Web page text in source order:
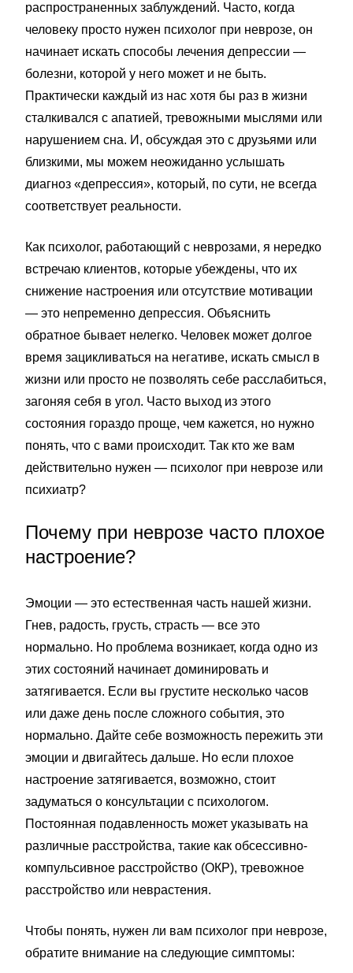
распространенных заблуждений. Часто, когда
человеку просто нужен психолог при неврозе, он
начинает искать способы лечения депрессии —
болезни, которой у него может и не быть.
Практически каждый из нас хотя бы раз в жизни
сталкивался с апатией, тревожными мыслями или
нарушением сна. И, обсуждая это с друзьями или
близкими, мы можем неожиданно услышать
диагноз «депрессия», который, по сути, не всегда
соответствует реальности.
Как психолог, работающий с неврозами, я нередко
встречаю клиентов, которые убеждены, что их
снижение настроения или отсутствие мотивации
— это непременно депрессия. Объяснить
обратное бывает нелегко. Человек может долгое
время зацикливаться на негативе, искать смысл в
жизни или просто не позволять себе расслабиться,
загоняя себя в угол. Часто выход из этого
состояния гораздо проще, чем кажется, но нужно
понять, что с вами происходит. Так кто же вам
действительно нужен — психолог при неврозе или
психиатр?
Почему при неврозе часто плохое
настроение?
Эмоции — это естественная часть нашей жизни.
Гнев, радость, грусть, страсть — все это
нормально. Но проблема возникает, когда одно из
этих состояний начинает доминировать и
затягивается. Если вы грустите несколько часов
или даже день после сложного события, это
нормально. Дайте себе возможность пережить эти
эмоции и двигайтесь дальше. Но если плохое
настроение затягивается, возможно, стоит
задуматься о консультации с психологом.
Постоянная подавленность может указывать на
различные расстройства, такие как обсессивно-
компульсивное расстройство (ОКР), тревожное
расстройство или неврастения.
Чтобы понять, нужен ли вам психолог при неврозе,
обратите внимание на следующие симптомы: